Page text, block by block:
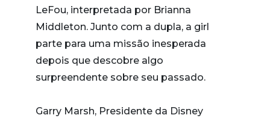
LeFou, interpretada por Brianna
Middleton. Junto com a dupla, a girl
parte para uma missão inesperada
depois que descobre algo
surpreendente sobre seu passado.
Garry Marsh, Presidente da Disney